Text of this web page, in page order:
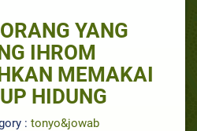
YANG
IHROM
MEMAKAI
HIDUNG
: tonyo&jowab